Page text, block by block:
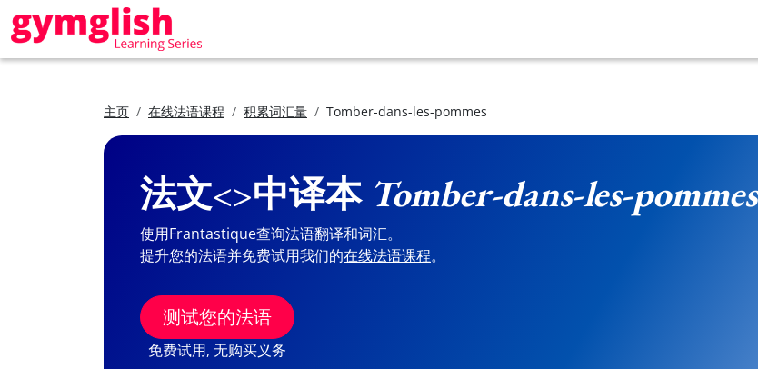
主页 在线法语课程 积累词汇量 Tomber-dans-les-pommes
法文<>中译本 Tomber-dans-les-pommes
使用Frantastique查询法语翻译和词汇。
提升您的法语并免费试用我们的在线法语课程。
测试您的法语
免费试用, 无购买义务